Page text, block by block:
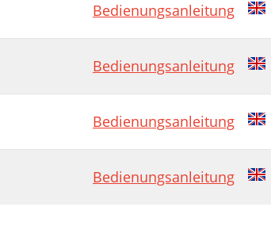
Bedienungsanleitung
Bedienungsanleitung
Bedienungsanleitung
Bedienungsanleitung